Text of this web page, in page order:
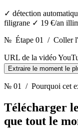
✓ détection
filigrane ✓ 19 €/an
№ Étape 01 / Coller
URL de la vidéo
Extraire le moment le
№ 01 / Pourquoi cet
Télécharger
que tout le